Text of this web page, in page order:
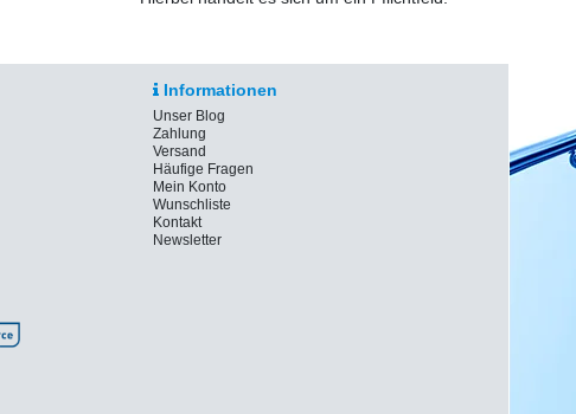
Informationen
Unser Blog
Zahlung
Versand
Häufige Fragen
Mein Konto
Wunschliste
Kontakt
Newsletter